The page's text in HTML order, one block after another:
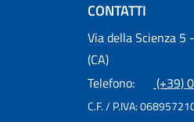
CONTATTI
Osservatorio
Via della Scienza
(CA)
Telefono:
(+39)
C.F. / P.IVA: